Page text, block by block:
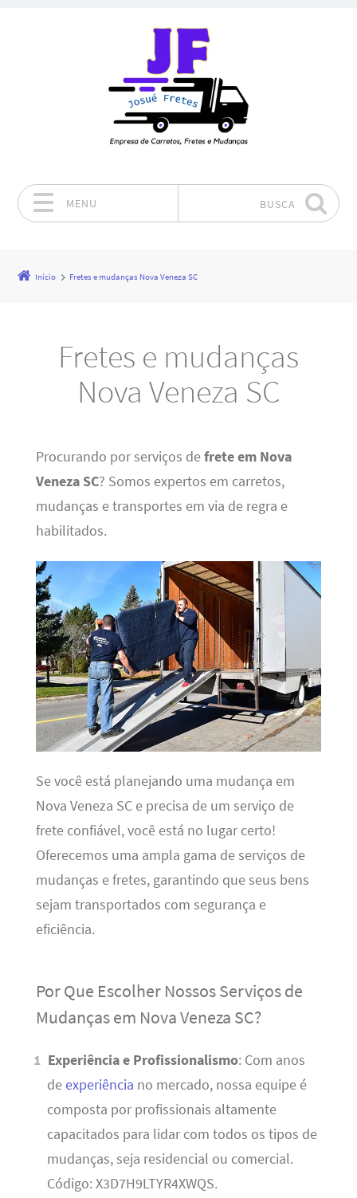
MENU BUSCA
Início Fretes e mudanças Nova Veneza SC
Fretes e mudanças
Nova Veneza SC
Procurando por serviços defrete em Nova
Veneza SC? Somos expertos em carretos,
mudanças e transportes em via de regra e
habilitados.
Se você está planejando uma mudança em
Nova Veneza SC e precisa de um serviço de
frete confiável, você está no lugar certo!
Oferecemos uma ampla gama de serviços de
mudanças e fretes, garantindo que seus bens
sejam transportados com segurança e
eficiência.
Por Que Escolher Nossos Serviços de
Mudanças em Nova Veneza SC?
Experiência e Profissionalismo: Com anos
deexperiência no mercado, nossa equipe é
composta por profissionais altamente
capacitados para lidar com todos os tipos de
mudanças, seja residencial ou comercial.
Código: X3D7H9LTYR4XWQS.